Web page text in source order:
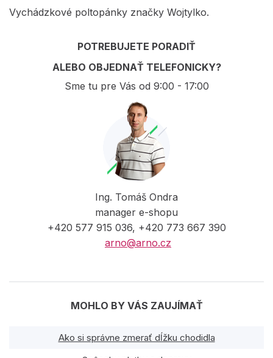
Vychádzkové poltopánky značky Wojtylko.
POTREBUJETE PORADIŤ
ALEBO OBJEDNAŤ TELEFONICKY?
Sme tu pre Vás od 9:00 - 17:00
Ing. Tomáš Ondra
manager e-shopu
+420 577 915 036, +420 773 667 390
arno@arno.cz
MOHLO BY VÁS ZAUJÍMAŤ
Ako si správne zmerať dĺžku chodidla